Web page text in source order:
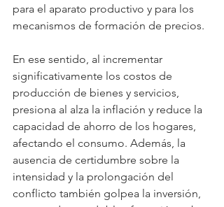
para el aparato productivo y para los
mecanismos de formación de precios.
En ese sentido, al incrementar
significativamente los costos de
producción de bienes y servicios,
presiona al alza la inflación y reduce la
capacidad de ahorro de los hogares,
afectando el consumo. Además, la
ausencia de certidumbre sobre la
intensidad y la prolongación del
conflicto también golpea la inversión,